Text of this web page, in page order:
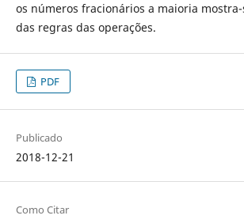
os números fracionários a maioria
das regras das operações.
PDF
Publicado
2018-12-21
Como Citar